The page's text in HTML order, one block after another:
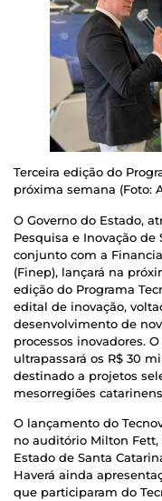
Terceira edição do
próxima semana (Foto:
O Governo do Estado,
Pesquisa e Inovação de
conjunto com a
(Finep), lançará na
edição do Programa
edital de inovação,
desenvolvimento de
processos inovadores.
ultrapassará os R$ 30
destinado a projetos
mesorregiões
O lançamento do
no auditório Milton Fett,
Estado de Santa
Haverá ainda
que participaram do